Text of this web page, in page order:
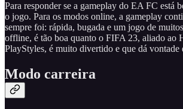
Para responder se a gameplay do EA FC está
o jogo. Para os modos online, a gameplay
sempre foi: rápida, bugada e um jogo de
offline, é tão boa quanto o FIFA 23, aliado ao
PlayStyles, é muito divertido e que dá vontade
Modo carreira